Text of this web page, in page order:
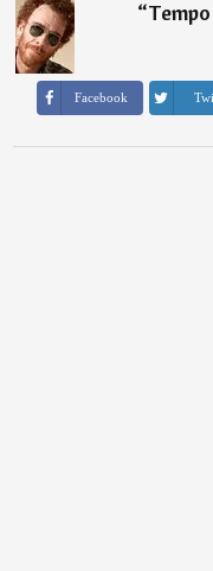
“
Facebook